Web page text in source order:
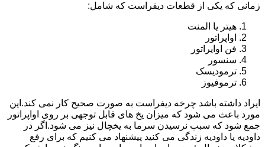
زمانی که یکی از قطعات دیفراست که شامل:
هیتر یا المنت
اواپراتور
فن اواپراتور
سنسور
ترمودیسک
ترموفیوز
ایراد داشته باشد چرخه دیفراست به صورت صحیح کار نمی کند.این
مورد باعث می شود که میزان یخ های قابل توجهی بر روی اواپراتور
جمع شود که سبب نرسیدن سرما به یخچال نیز می شود.اگر در
داودیه یا داودیه زندگی می کنید پیشنهاد می کنیم که برای رفع